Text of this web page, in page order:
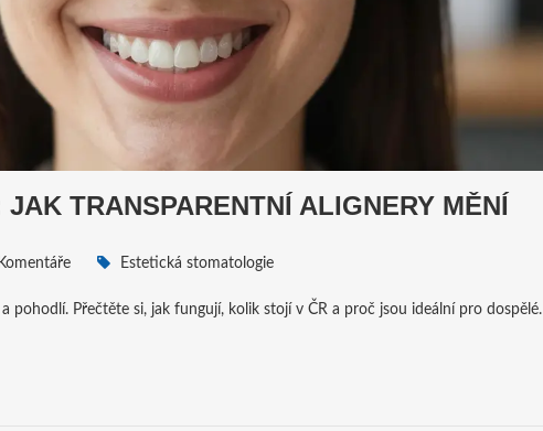
TRANSPARENTNÍ ALIGNERY MĚNÍ
Estetická stomatologie
pohodlí. Přečtěte si, jak fungují, kolik stojí v ČR a proč jsou ideální pro dospělé.